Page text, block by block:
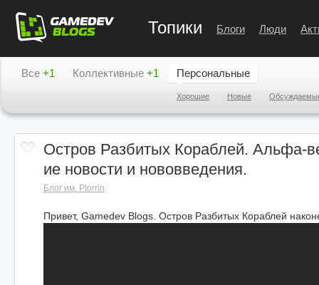
Топики Блоги Люди
Все +1 Коллективные +1 Персональные
Хорошие Новые
Остров Разбитых Кораблей. Альфа-
ие новости и нововведения.
Блог им. Plorrin
Привет, Gamedev Blogs. Остров Разбитых Кораблей